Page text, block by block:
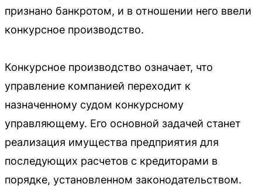
признано банкротом, и в отношении него ввели
конкурсное производство.
Конкурсное производство означает, что
управление компанией переходит к
назначенному судом конкурсному
управляющему. Его основной задачей станет
реализация имущества предприятия для
последующих расчетов с кредиторами в
порядке, установленном законодательством.